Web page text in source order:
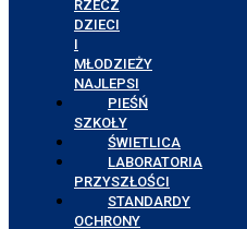
RZECZ
DZIECI
I
MŁODZIEŻY
NAJLEPSI
PIEŚŃ
SZKOŁY
ŚWIETLICA
LABORATORIA
PRZYSZŁOŚCI
STANDARDY
OCHRONY